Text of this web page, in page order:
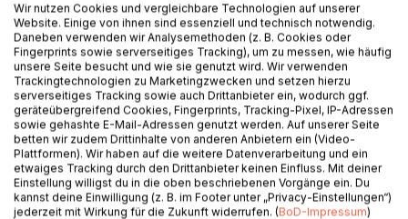
Im Jahr 1918 entwickelten Amedee Ozenfant und Charles
Edouard Jeanneret, der spätere Le Corbusier, mit Apres le
Cubisme das radikale Konzept einer Malerei, in der sich das
Beste der vergangenen Kunst mit der technischen Kultur
der Moderne verbinden sollte. Das programmatische Ziel
des Purismus war, in der Malerei einen Mecanisme de l
Emotion freizusetzen, der die Betrachter in einen
kalkulierten ästhetischen Zustand versetzen sollte. Was
ihm in seinen Bildern nur ansatzweise gelang, erreichte Le
Corbusier später mit seiner Architektur: durch klare Linien
und elementare Formen die stärkste Wirkung zu erzielen.
Wir nutzen Cookies und vergleichbare Technologien auf unserer
Website. Einige von ihnen sind essenziell und technisch notwendig.
Daneben verwenden wir Analysemethoden (z. B. Cookies oder
Fingerprints sowie serverseitiges Tracking), um zu messen, wie häufig
unsere Seite besucht und wie sie genutzt wird. Wir verwenden
Trackingtechnologien zu Marketingzwecken und setzen hierzu
serverseitiges Tracking sowie auch Drittanbieter ein, wodurch ggf.
geräteübergreifend Cookies, Fingerprints, Tracking-Pixel, IP-Adressen
sowie gehashte E-Mail-Adressen genutzt werden. Auf unserer Seite
betten wir zudem Drittinhalte von anderen Anbietern ein (Video-
Plattformen). Wir haben auf die weitere Datenverarbeitung und ein
etwaiges Tracking durch den Drittanbieter keinen Einfluss. Mit deiner
Einstellung willigst du in die oben beschriebenen Vorgänge ein. Du
kannst deine Einwilligung (z. B. im Footer unter „Privacy-Einstellungen“)
jederzeit mit Wirkung für die Zukunft widerrufen. (BoD-Impressum)